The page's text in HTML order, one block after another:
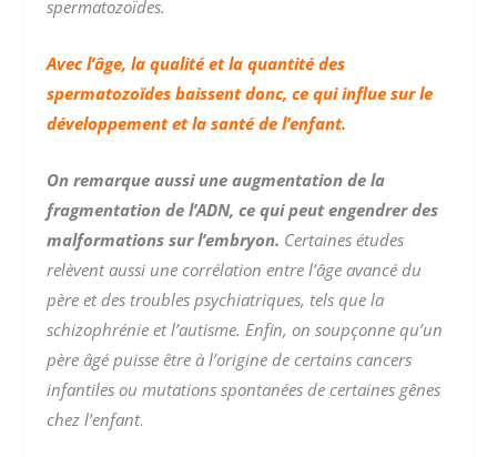
spermatozoïdes.
Avec l’âge, la qualité et la quantité des
spermatozoïdes baissent donc, ce qui influe sur le
développement et la santé de l’enfant.
On remarque aussi une augmentation de la
fragmentation de l’ADN, ce qui peut engendrer des
malformations sur l’embryon. Certaines études
relèvent aussi une corrélation entre l’âge avancé du
père et des troubles psychiatriques, tels que la
schizophrénie et l’autisme. Enfin, on soupçonne qu’un
père âgé puisse être à l’origine de certains cancers
infantiles ou mutations spontanées de certaines gênes
chez l’enfant.